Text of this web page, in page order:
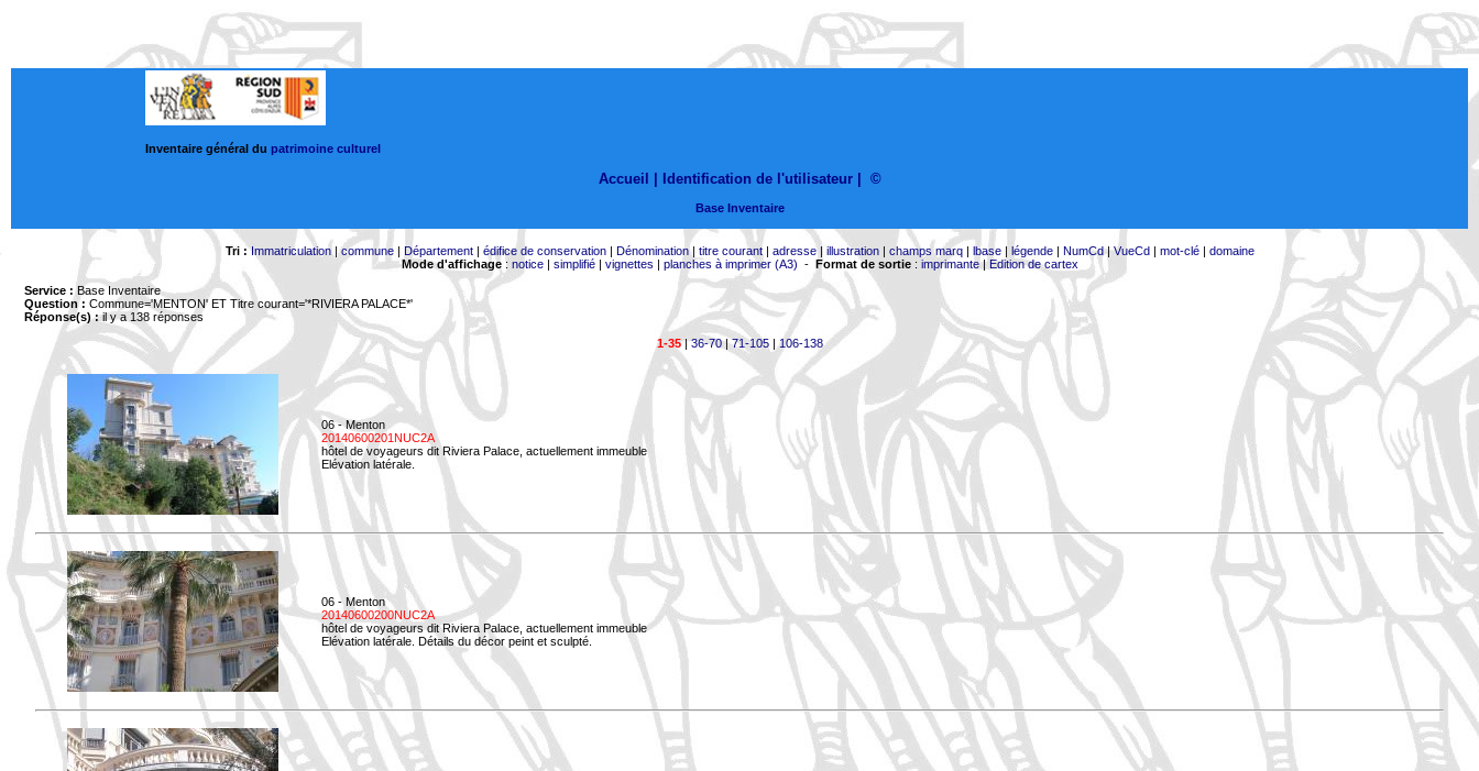
Inventaire général du patrimoine culturel
Accueil | Identification de l'utilisateur ©
Base Inventaire
Tri : Immatriculation|commune| Département| édifice de conservation| Dénomination| titre courant| adresse| illustration| champs marq| lbase| légende| NumCd|VueCd| mot-clé| domaine
Mode d'affichage: notice| simplifié| vignettes | planches à imprimer (A3) - Format de sortie: imprimante|Edition de cartex
Service : Base Inventaire
Question : Commune='MENTON' ET Titre courant='*RIVIERA PALACE*'
Réponse(s) :il y a 138 réponses
1-35|36-70|71-105| 106-138
06 - Menton
20140600201NUC2A
hôtel de voyageurs dit Riviera Palace, actuellement immeuble
Elévation latérale.
06 - Menton
20140600200NUC2A
hôtel de voyageurs dit Riviera Palace, actuellement immeuble
Elévation latérale. Détails du décor peint et sculpté.